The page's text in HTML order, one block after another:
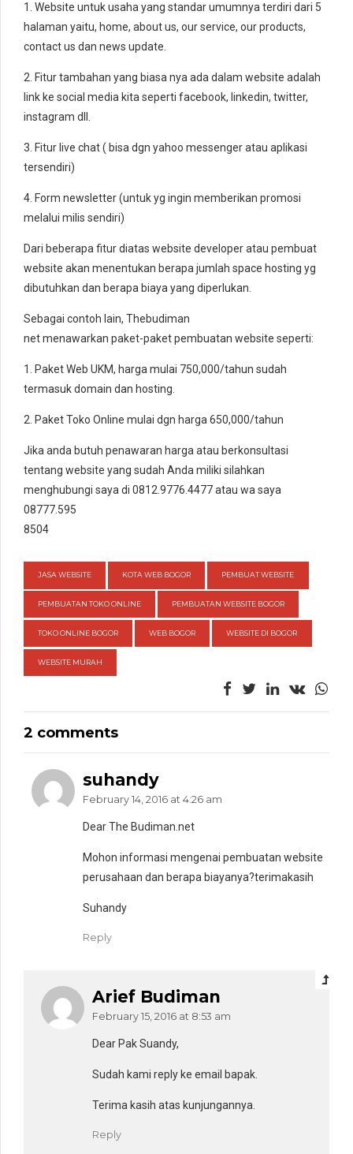
1. Website untuk usaha yang standar umumnya terdiri dari 5
halaman yaitu, home, about us, our service, our products,
contact us dan news update.
2. Fitur tambahan yang biasa nya ada dalam website adalah
link ke social media kita seperti facebook, linkedin, twitter,
instagram dll.
3. Fitur live chat ( bisa dgn yahoo messenger atau aplikasi
tersendiri)
4. Form newsletter (untuk yg ingin memberikan promosi
melalui milis sendiri)
Dari beberapa fitur diatas website developer atau pembuat
website akan menentukan berapa jumlah space hosting yg
dibutuhkan dan berapa biaya yang diperlukan.
Sebagai contoh lain, Thebudiman
net menawarkan paket-paket pembuatan website seperti:
1. Paket Web UKM, harga mulai 750,000/tahun sudah
termasuk domain dan hosting.
2. Paket Toko Online mulai dgn harga 650,000/tahun
Jika anda butuh penawaran harga atau berkonsultasi
tentang website yang sudah Anda miliki silahkan
menghubungi saya di 0812.9776.4477 atau wa saya
08777.595
8504
JASA WEBSITE KOTA WEB BOGOR PEMBUAT WEBSITE
PEMBUATAN TOKO ONLINE PEMBUATAN WEBSITE BOGOR
TOKO ONLINE BOGOR WEB BOGOR WEBSITE DI BOGOR
WEBSITE MURAH
2 comments
suhandy
February 14, 2016 at 4:26 am
Dear The Budiman.net
Mohon informasi mengenai pembuatan website
perusahaan dan berapa biayanya?terimakasih
Suhandy
Reply
Arief Budiman
February 15, 2016 at 8:53 am
Dear Pak Suandy,
Sudah kami reply ke email bapak.
Terima kasih atas kunjungannya.
Reply